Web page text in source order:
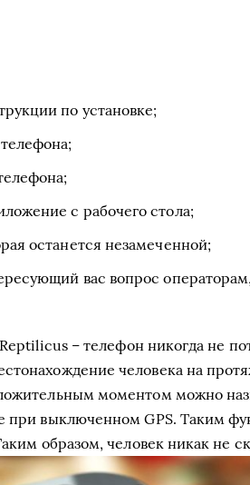
по установке;
с рабочего стола;
останется незамеченной;
вас вопрос
– телефон никогда не
человека на
моментом можно
при выключенном GPS. Таким
образом, человек никак не